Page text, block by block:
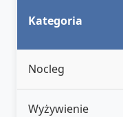
Kategoria
Nocleg
Wyżywienie